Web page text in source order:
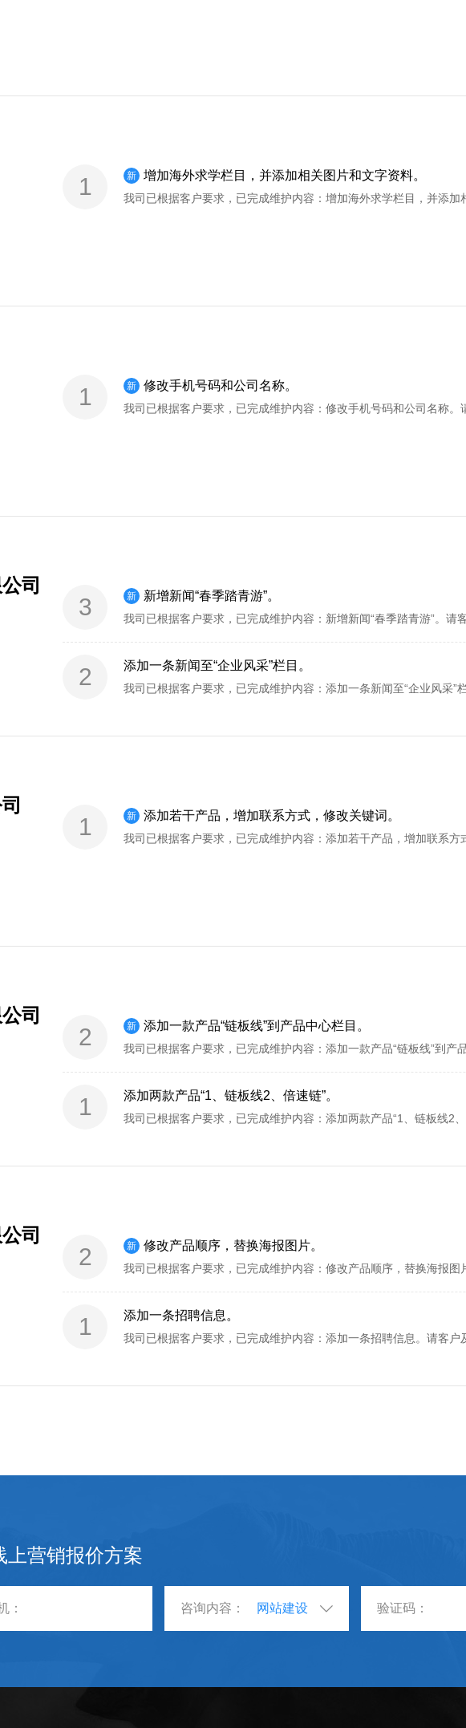
1 新 增加海外求学栏目，并添加相关图片和文字资料。
1 新 修改手机号码和公司名称。
司
3 新 新增新闻“春季踏青游”。
2 添加一条新闻至“企业风采”栏目。
1 新 添加若干产品，增加联系方式，修改关键词。
司
2 新 添加一款产品“链板线”到产品中心栏目。
1 添加两款产品“1、链板线2、倍速链”。
司
2 新 修改产品顺序，替换海报图片。
1 添加一条招聘信息。
上营销报价方案
咨询内容：